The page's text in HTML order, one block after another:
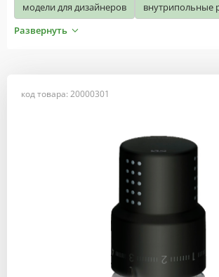
модели для дизайнеров
внутрипольные
Развернуть
код товара: 20000301